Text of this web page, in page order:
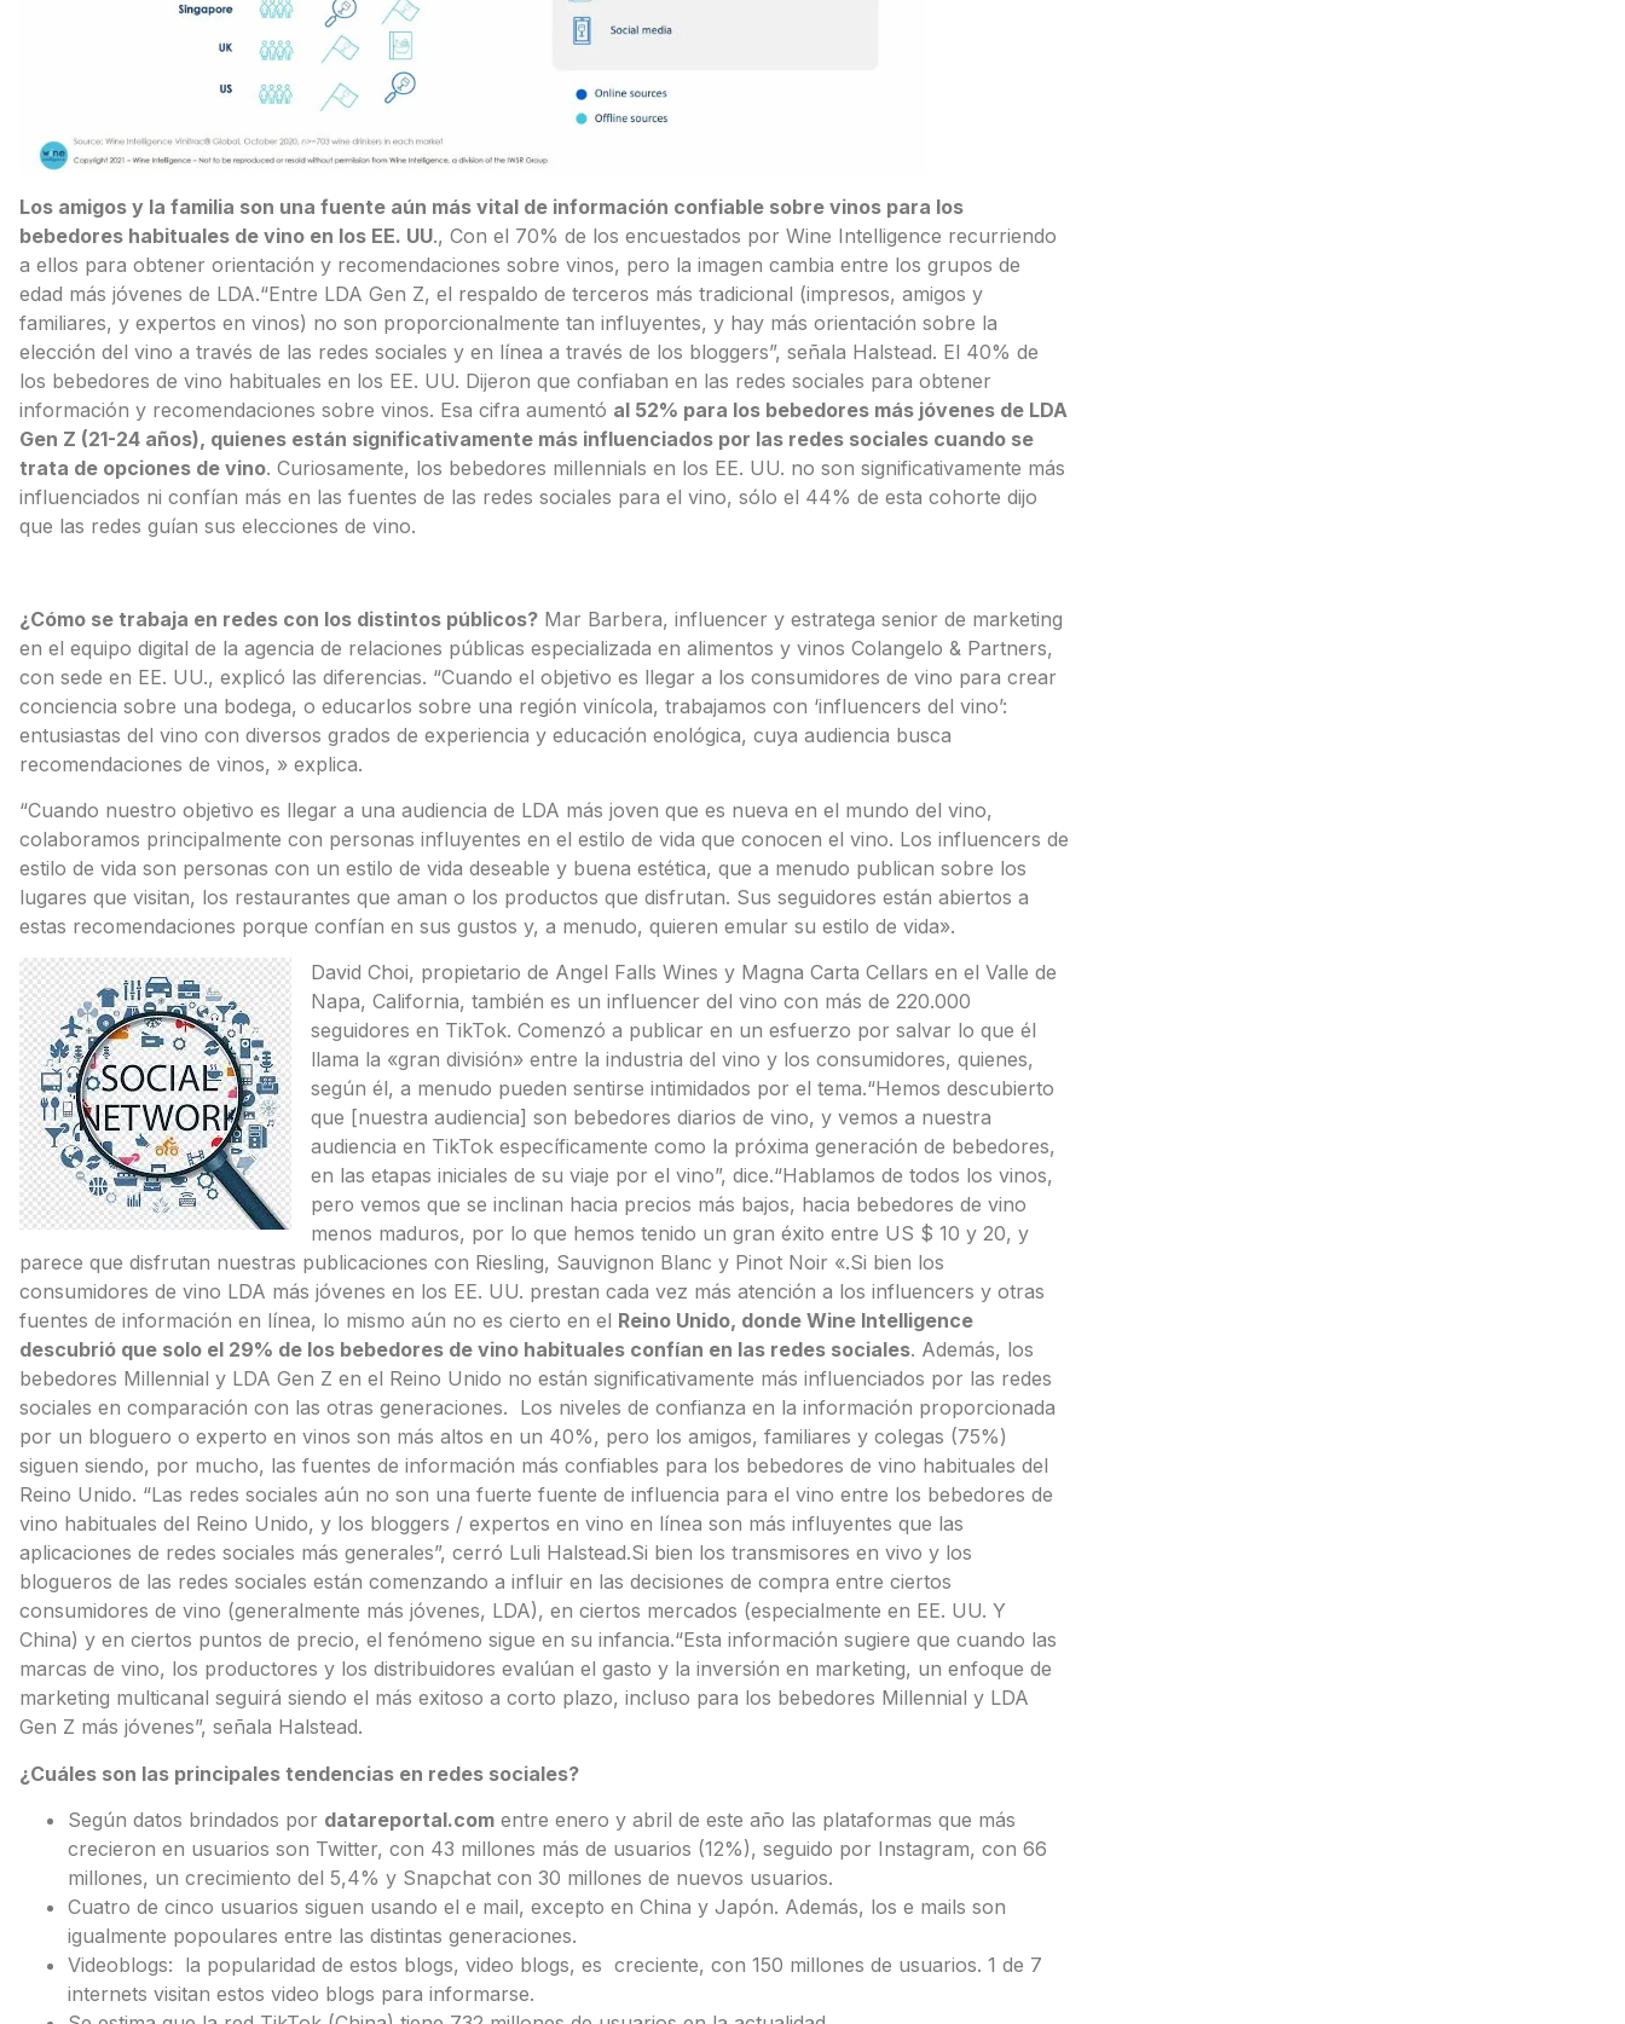
Los amigos y la familia son una fuente aún más vital de información confiable sobre vinos para los
bebedores habituales de vino en los EE. UU., Con el 70% de los encuestados por Wine Intelligence recurriendo
a ellos para obtener orientación y recomendaciones sobre vinos, pero la imagen cambia entre los grupos de
edad más jóvenes de LDA.“Entre LDA Gen Z, el respaldo de terceros más tradicional (impresos, amigos y
familiares, y expertos en vinos) no son proporcionalmente tan influyentes, y hay más orientación sobre la
elección del vino a través de las redes sociales y en línea a través de los bloggers”, señala Halstead. El 40% de
los bebedores de vino habituales en los EE. UU. Dijeron que confiaban en las redes sociales para obtener
información y recomendaciones sobre vinos. Esa cifra aumentó al 52% para los bebedores más jóvenes de LDA
Gen Z (21-24 años), quienes están significativamente más influenciados por las redes sociales cuando se
trata de opciones de vino. Curiosamente, los bebedores millennials en los EE. UU. no son significativamente más
influenciados ni confían más en las fuentes de las redes sociales para el vino, sólo el 44% de esta cohorte dijo
que las redes guían sus elecciones de vino.
¿Cómo se trabaja en redes con los distintos públicos?Mar Barbera, influencer y estratega senior de marketing
en el equipo digital de la agencia de relaciones públicas especializada en alimentos y vinos Colangelo & Partners,
con sede en EE. UU., explicó las diferencias. “Cuando el objetivo es llegar a los consumidores de vino para crear
conciencia sobre una bodega, o educarlos sobre una región vinícola, trabajamos con ‘influencers del vino’:
entusiastas del vino con diversos grados de experiencia y educación enológica, cuya audiencia busca
recomendaciones de vinos, » explica.
“Cuando nuestro objetivo es llegar a una audiencia de LDA más joven que es nueva en el mundo del vino,
colaboramos principalmente con personas influyentes en el estilo de vida que conocen el vino. Los influencers de
estilo de vida son personas con un estilo de vida deseable y buena estética, que a menudo publican sobre los
lugares que visitan, los restaurantes que aman o los productos que disfrutan. Sus seguidores están abiertos a
estas recomendaciones porque confían en sus gustos y, a menudo, quieren emular su estilo de vida».
David Choi, propietario de Angel Falls Wines y Magna Carta Cellars en el Valle de
Napa, California, también es un influencer del vino con más de 220.000
seguidores en TikTok. Comenzó a publicar en un esfuerzo por salvar lo que él
llama la «gran división» entre la industria del vino y los consumidores, quienes,
según él, a menudo pueden sentirse intimidados por el tema.“Hemos descubierto
que [nuestra audiencia] son ​​bebedores diarios de vino, y vemos a nuestra
audiencia en TikTok específicamente como la próxima generación de bebedores,
en las etapas iniciales de su viaje por el vino”, dice.“Hablamos de todos los vinos,
pero vemos que se inclinan hacia precios más bajos, hacia bebedores de vino
menos maduros, por lo que hemos tenido un gran éxito entre US $ 10 y 20, y
parece que disfrutan nuestras publicaciones con Riesling, Sauvignon Blanc y Pinot Noir «.Si bien los
consumidores de vino LDA más jóvenes en los EE. UU. prestan cada vez más atención a los influencers y otras
fuentes de información en línea, lo mismo aún no es cierto en el Reino Unido, donde Wine Intelligence
descubrió que solo el 29% de los bebedores de vino habituales confían en las redes sociales. Además, los
bebedores Millennial y LDA Gen Z en el Reino Unido no están significativamente más influenciados por las redes
sociales en comparación con las otras generaciones. Los niveles de confianza en la información proporcionada
por un bloguero o experto en vinos son más altos en un 40%, pero los amigos, familiares y colegas (75%)
siguen siendo, por mucho, las fuentes de información más confiables para los bebedores de vino habituales del
Reino Unido. “Las redes sociales aún no son una fuerte fuente de influencia para el vino entre los bebedores de
vino habituales del Reino Unido, y los bloggers / expertos en vino en línea son más influyentes que las
aplicaciones de redes sociales más generales”, cerró Luli Halstead.Si bien los transmisores en vivo y los
blogueros de las redes sociales están comenzando a influir en las decisiones de compra entre ciertos
consumidores de vino (generalmente más jóvenes, LDA), en ciertos mercados (especialmente en EE. UU. Y
China) y en ciertos puntos de precio, el fenómeno sigue en su infancia.“Esta información sugiere que cuando las
marcas de vino, los productores y los distribuidores evalúan el gasto y la inversión en marketing, un enfoque de
marketing multicanal seguirá siendo el más exitoso a corto plazo, incluso para los bebedores Millennial y LDA
Gen Z más jóvenes”, señala Halstead.
¿Cuáles son las principales tendencias en redes sociales?
Según datos brindados por datareportal.comentre enero y abril de este año las plataformas que más
crecieron en usuarios son Twitter, con 43 millones más de usuarios (12%), seguido por Instagram, con 66
millones, un crecimiento del 5,4% y Snapchat con 30 millones de nuevos usuarios.
Cuatro de cinco usuarios siguen usando el e mail, excepto en China y Japón. Además, los e mails son
igualmente popoulares entre las distintas generaciones.
Videoblogs: la popularidad de estos blogs, video blogs, es creciente, con 150 millones de usuarios. 1 de 7
internets visitan estos video blogs para informarse.